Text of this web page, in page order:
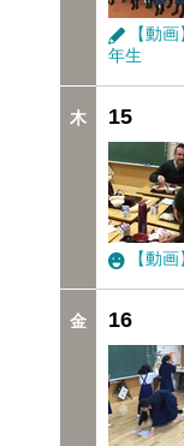
【動
年生
15
【動
16